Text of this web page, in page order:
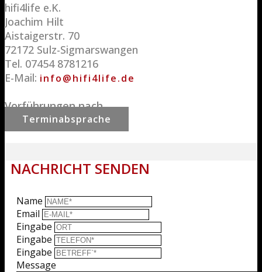
hifi4life e.K.
Joachim Hilt
Aistaigerstr. 70
72172 Sulz-Sigmarswangen
Tel. 07454 8781216
E-Mail: info@hifi4life.de
Vorführungen nach
Terminabsprache
NACHRICHT SENDEN
Name
Email
Eingabe
Eingabe
Eingabe
Message